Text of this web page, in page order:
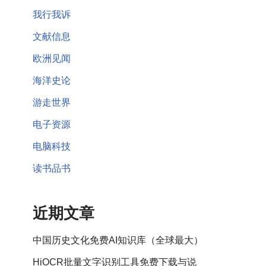
我行我诉
文献信息
欧洲见闻
海洋史论
游走世界
电子资源
电脑科技
读书品书
近期文章
中国历史文化免费AI知识库（全球最大）
HiOCR批量文字识别工具免费下载与说